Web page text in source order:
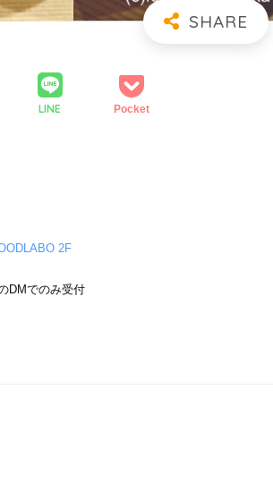
LINE Pocket
2F
DMでのみ受付